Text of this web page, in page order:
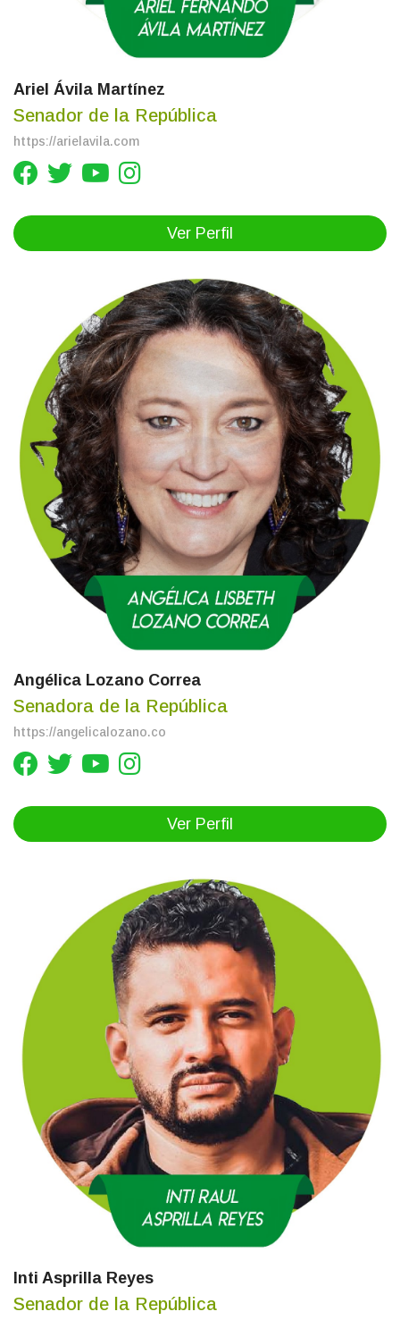
Ariel Ávila Martínez
Senador de la República
https://arielavila.com
Ver Perfil
Angélica Lozano Correa
Senadora de la República
https://angelicalozano.co
Ver Perfil
Inti Asprilla Reyes
Senador de la República